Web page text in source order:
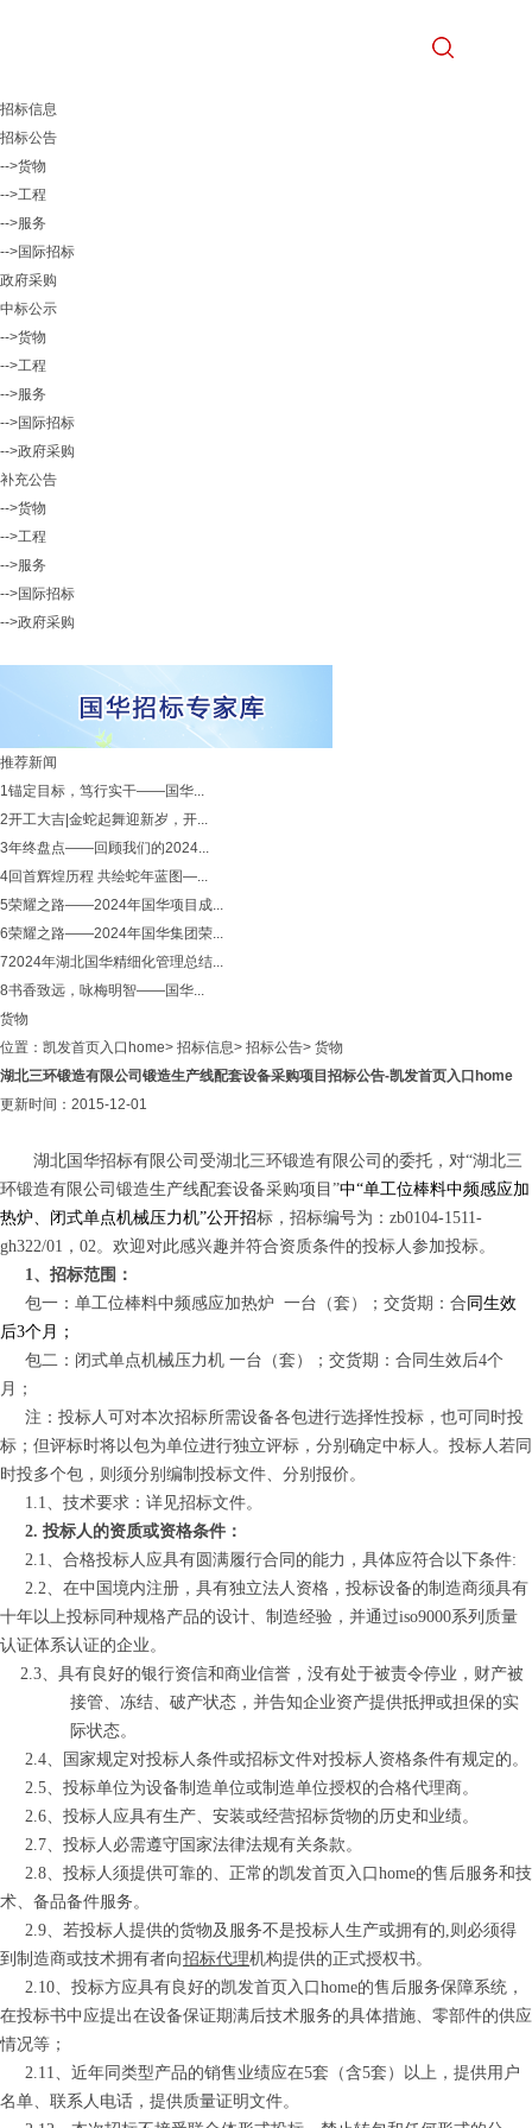
招标信息
招标公告
-->货物
-->工程
-->服务
-->国际招标
政府采购
中标公示
-->货物
-->工程
-->服务
-->国际招标
-->政府采购
补充公告
-->货物
-->工程
-->服务
-->国际招标
-->政府采购
推荐新闻
1锚定目标，笃行实干——国华...
2开工大吉|金蛇起舞迎新岁，开...
3年终盘点——回顾我们的2024...
4回首辉煌历程 共绘蛇年蓝图—...
5荣耀之路——2024年国华项目成...
6荣耀之路——2024年国华集团荣...
72024年湖北国华精细化管理总结...
8书香致远，咏梅明智——国华...
货物
位置： 凯发首页入口home> 招标信息> 招标公告> 货物
湖北三环锻造有限公司锻造生产线配套设备采购项目招标公告-凯发首页入口home
更新时间：2015-12-01
湖北国华招标有限公司受湖北三环锻造有限公司的委托，对“湖北三
环锻造有限公司锻造生产线配套设备采购项目”中“单工位棒料中频感应加
热炉、闭式单点机械压力机”公开招标， 招标编号为： zb0104-1511-
gh322/01 ， 02。 欢迎对此感兴趣并符合资质条件的投标人参加投标。
1、招标范围：
包一：单工位棒料中频感应加热炉 一台（套）；交货期：合 同生效
后3个月；
包二：闭式单点机械压力机 一台（套）；交货期：合同生效后4个
月；
注：投标人可对本次招标所需设备各包进行选择性投标，也可同时投
标；但评标时将以包为单位进行独立评标，分别确定中标人。投标人若同
时投多个包，则须分别编制投标文件、分别报价。
1.1、 技术要求：详见招标文件。
2.投标人的资质或资格条件：
2.1、合格投标人应具有圆满履行合同的能力，具体应符合以下条件:
2.2、在中国境内注册，具有独立法人资格，投标设备的制造商须具有
十年以上投标同种规格产品的设计、制造经验，并通过iso9000系列质量
认证体系认证的企业。
2.3、具有良好的银行资信和商业信誉，没有处于被责令停业，财产被
接管、冻结、破产状态，并告知企业资产提供抵押或担保的实
际状态。
2.4、国家规定对投标人条件或招标文件对投标人资格条件有规定的。
2.5、投标单位为设备制造单位或制造单位授权的合格代理商。
2.6、投标人应具有生产、安装或经营招标货物的历史和业绩。
2.7、投标人必需遵守国家法律法规有关条款。
2.8、投标人须提供可靠的、正常的凯发首页入口home的售后服务和技
术、备品备件服务。
2.9、若投标人提供的货物及服务不是投标人生产或拥有的,则必须得
到制造商或技术拥有者向招标代理机构提供的正式授权书。
2.10、 投标方应具有良好的凯发首页入口home的售后服务保障系统，
在投标书中应提出在设备保证期满后技术服务的具体措施、零部件的供应
情况等；
2.11、近年同类型产品的销售业绩应在5套（含5套）以上，提供用户
名单、联系人电话，提供质量证明文件。